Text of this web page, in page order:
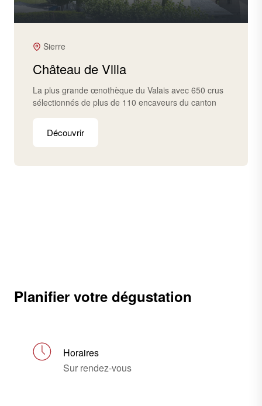
Sierre
Château de Villa
La plus grande œnothèque du Valais avec 650 crus
sélectionnés de plus de 110 encaveurs du canton
Découvrir
Planifier votre dégustation
Horaires
Sur rendez-vous